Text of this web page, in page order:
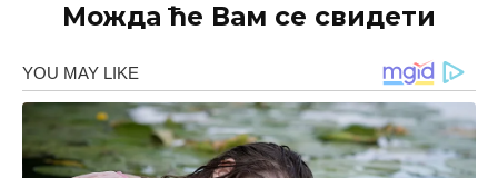
Можда ће Вам се свидети